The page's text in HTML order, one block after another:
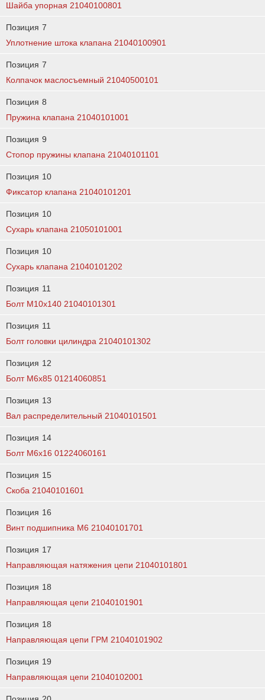
Шайба упорная 21040100801
Позиция 7
Уплотнение штока клапана 21040100901
Позиция 7
Колпачок маслосъемный 21040500101
Позиция 8
Пружина клапана 21040101001
Позиция 9
Стопор пружины клапана 21040101101
Позиция 10
Фиксатор клапана 21040101201
Позиция 10
Сухарь клапана 21050101001
Позиция 10
Сухарь клапана 21040101202
Позиция 11
Болт М10х140 21040101301
Позиция 11
Болт головки цилиндра 21040101302
Позиция 12
Болт М6х85 01214060851
Позиция 13
Вал распределительный 21040101501
Позиция 14
Болт М6х16 01224060161
Позиция 15
Скоба 21040101601
Позиция 16
Винт подшипника М6 21040101701
Позиция 17
Направляющая натяжения цепи 21040101801
Позиция 18
Направляющая цепи 21040101901
Позиция 18
Направляющая цепи ГРМ 21040101902
Позиция 19
Направляющая цепи 21040102001